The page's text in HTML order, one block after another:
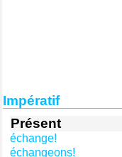
Impératif
Présent
échange!
échangeons!